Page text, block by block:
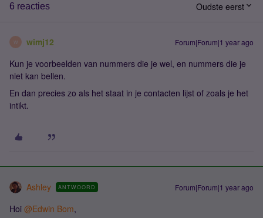
6 reacties Oudste eerst
W wimj12 Forum|Forum|1 year ago
Kun je voorbeelden van nummers die je wel, en nummers die je
niet kan bellen.
En dan precies zo als het staat in je contacten lijst of zoals je het
intikt.
Ashley ANTWOORD Forum|Forum|1 year ago
Hoi @Edwin Bom,